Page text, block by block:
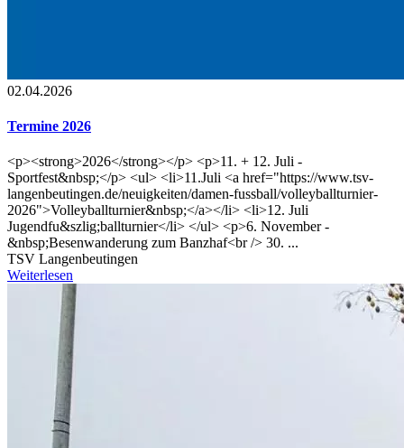
02.04.2026
Termine 2026
<p><strong>2026</strong></p> <p>11. + 12. Juli -
Sportfest&nbsp;</p> <ul> <li>11.Juli <a href="https://www.tsv-
langenbeutingen.de/neuigkeiten/damen-fussball/volleyballturnier-
2026">Volleyballturnier&nbsp;</a></li> <li>12. Juli
Jugendfu&szlig;ballturnier</li> </ul> <p>6. November -
&nbsp;Besenwanderung zum Banzhaf<br /> 30. ...
TSV Langenbeutingen
Weiterlesen